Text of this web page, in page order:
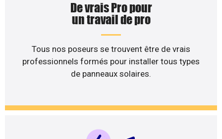
De vrais Pro pour
un travail de pro
Tous nos poseurs se trouvent être de vrais
professionnels formés pour installer tous types
de panneaux solaires.